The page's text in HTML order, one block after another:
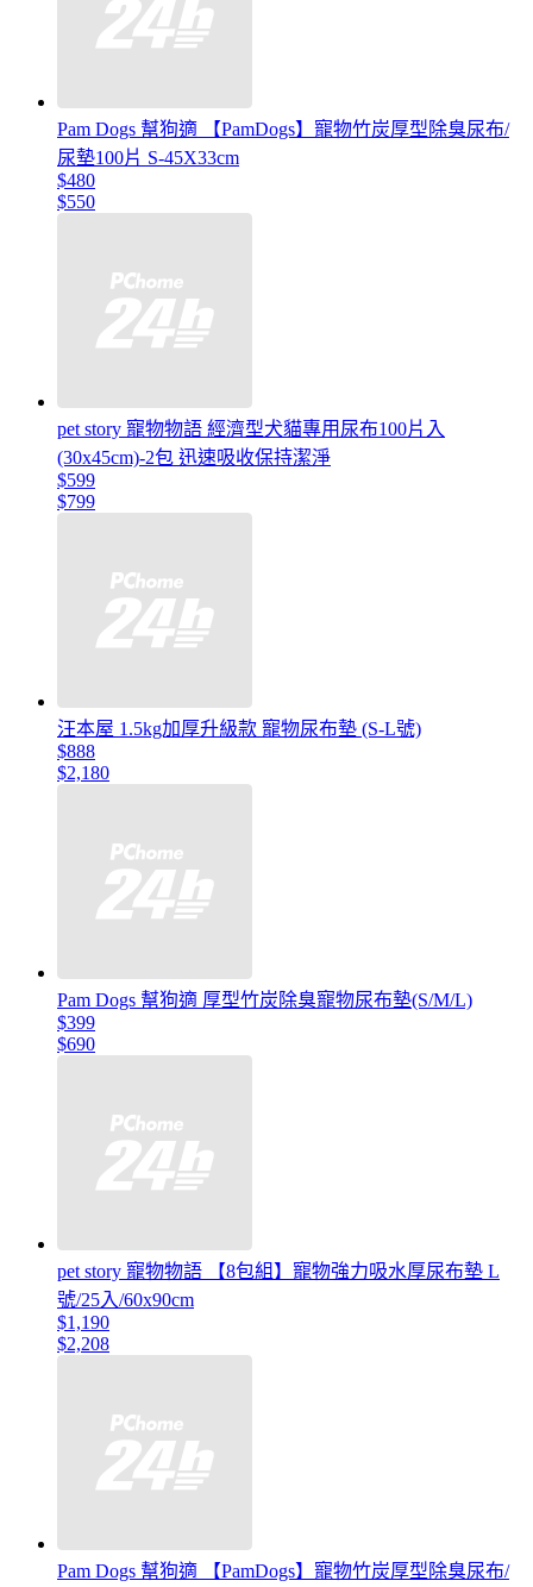
Pam Dogs 幫狗適 【PamDogs】寵物竹炭厚型除臭尿布/
尿墊100片 S-45X33cm
$480
$550
pet story 寵物物語 經濟型犬貓專用尿布100片入
(30x45cm)-2包 迅速吸收保持潔淨
$599
$799
汪本屋 1.5kg加厚升級款 寵物尿布墊 (S-L號)
$888
$2,180
Pam Dogs 幫狗適 厚型竹炭除臭寵物尿布墊(S/M/L)
$399
$690
pet story 寵物物語 【8包組】寵物強力吸水厚尿布墊 L
號/25入/60x90cm
$1,190
$2,208
Pam Dogs 幫狗適 【PamDogs】寵物竹炭厚型除臭尿布/